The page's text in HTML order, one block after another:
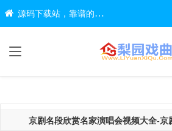
源码下载站，靠谱的源码在线下载网站
京剧名段欣赏名家演唱会视频大全-京